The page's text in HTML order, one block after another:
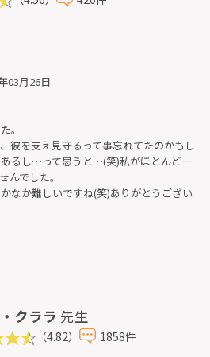
03月26日
。
彼を支え見守るって事忘れてたのかもし
るし…って思うと…(笑)私がほとんど一
んでした。
なか難しいですね(笑)ありがとうござい
クララ 先生
（4.82） 1858件